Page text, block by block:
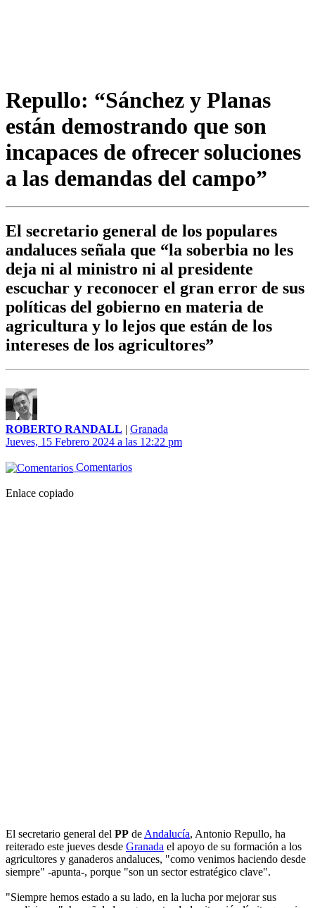
Repullo: “Sánchez y Planas
están demostrando que son
incapaces de ofrecer soluciones
a las demandas del campo”
El secretario general de los populares
andaluces señala que “la soberbia no les
deja ni al ministro ni al presidente
escuchar y reconocer el gran error de sus
políticas del gobierno en materia de
agricultura y lo lejos que están de los
intereses de los agricultores”
ROBERTO RANDALL | Granada
Jueves, 15 Febrero 2024 a las 12:22 pm
Comentarios
Enlace copiado
El secretario general del PP de Andalucía, Antonio Repullo, ha
reiterado este jueves desde Granada el apoyo de su formación a los
agricultores y ganaderos andaluces, "como venimos haciendo desde
siempre" -apunta-, porque "son un sector estratégico clave".
"Siempre hemos estado a su lado, en la lucha por mejorar sus